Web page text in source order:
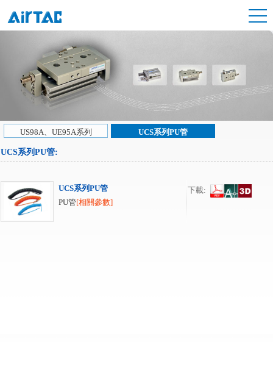
US98A、UE95A系列 UCS系列PU管
UCS系列PU管:
UCS系列PU管
PU管[相關參數]
下載: